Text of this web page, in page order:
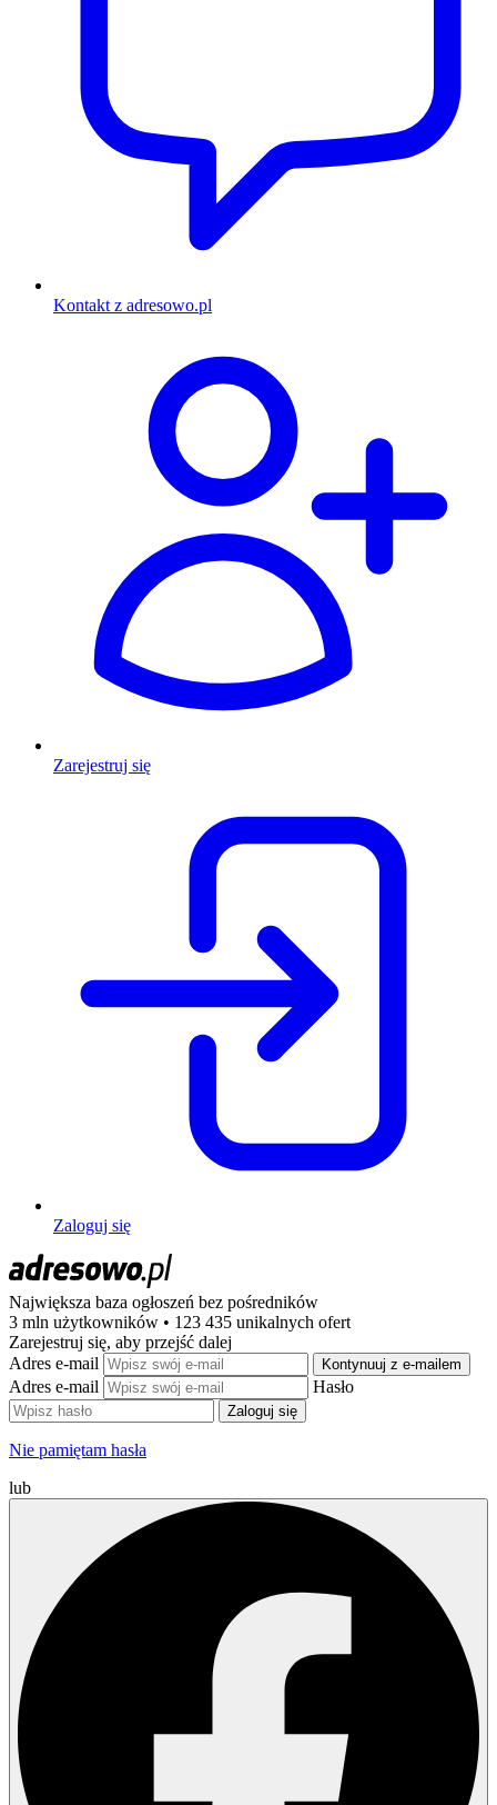
Kontakt z adresowo.pl
Zarejestruj się
Zaloguj się
Największa baza ogłoszeń bez pośredników
3 mln użytkowników • 123 435 unikalnych ofert
Zarejestruj się, aby przejść dalej
Adres e-mail
Kontynuuj z e-mailem
Adres e-mail Hasło
Zaloguj się
Nie pamiętam hasła
lub